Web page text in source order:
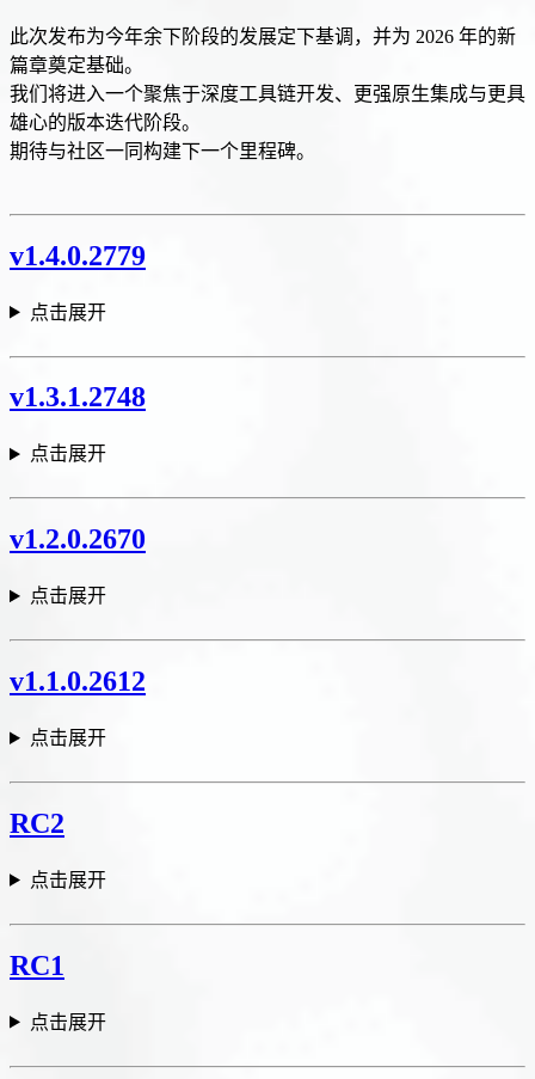
此次发布为今年余下阶段的发展定下基调，并为 2026 年的新
篇章奠定基础。
我们将进入一个聚焦于深度工具链开发、更强原生集成与更具
雄心的版本迭代阶段。
期待与社区一同构建下一个里程碑。
v1.4.0.2779
点击展开
v1.3.1.2748
点击展开
v1.2.0.2670
点击展开
v1.1.0.2612
点击展开
RC2
点击展开
RC1
点击展开